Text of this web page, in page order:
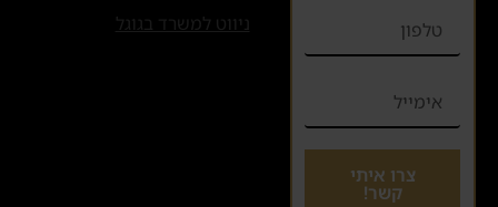
צרו איתי
קשר!
ניווט למשרד בגוגל